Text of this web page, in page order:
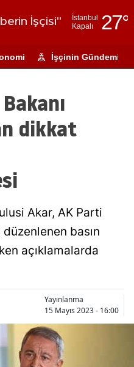
İşçisi"
İstanbul
Kapalı
27°
Adıyaman
Artvin
Aydın
Bilecik
Bingöl
İşçinin Gündemi
dikkat
Akar, AK Parti
düzenlenen basın
açıklamalarda
Yayınlanma
15 Mayıs 2023 - 16:00